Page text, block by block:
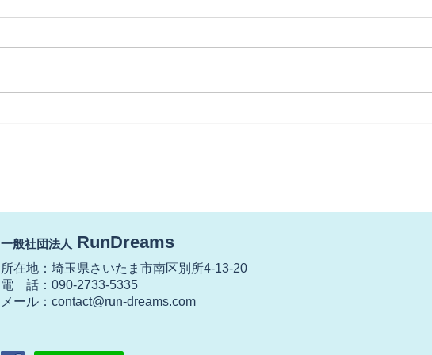
​一般社団法人 RunDreams
所在地：埼玉県さいたま市南区別所4-13-20
電 話：090-2733-5335
​メール： contact@run-dreams.com